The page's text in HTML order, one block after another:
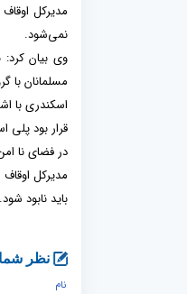
مدیرکل
نمی‌شود.
وی بیان کرد:
مسلمانان با
اسکندری با
قرار بود
در فضای نا
مدیرکل
باید نابود شود.
نظر شما
نام